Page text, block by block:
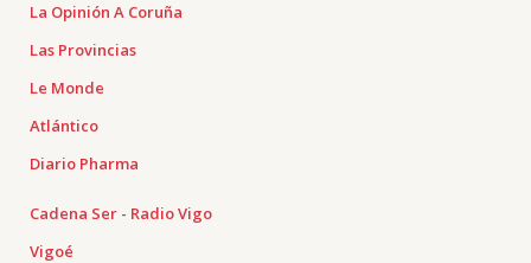
La Opinión A Coruña
Las Provincias
Le Monde
Atlántico
Diario Pharma
Cadena Ser - Radio Vigo
Vigoé